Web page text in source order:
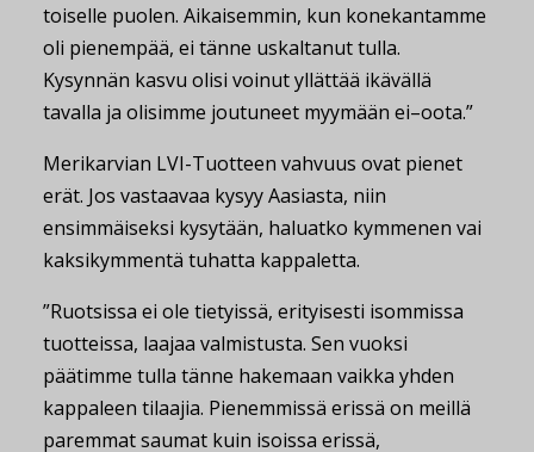
toiselle puolen. Aikaisemmin, kun konekantamme
oli pienempää, ei tänne uskaltanut tulla.
Kysynnän kasvu olisi voinut yllättää ikävällä
tavalla ja olisimme joutuneet myymään ei–oota.”
Merikarvian LVI-Tuotteen vahvuus ovat pienet
erät. Jos vastaavaa kysyy Aasiasta, niin
ensimmäiseksi kysytään, haluatko kymmenen vai
kaksikymmentä tuhatta kappaletta.
”Ruotsissa ei ole tietyissä, erityisesti isommissa
tuotteissa, laajaa valmistusta. Sen vuoksi
päätimme tulla tänne hakemaan vaikka yhden
kappaleen tilaajia. Pienemmissä erissä on meillä
paremmat saumat kuin isoissa erissä,